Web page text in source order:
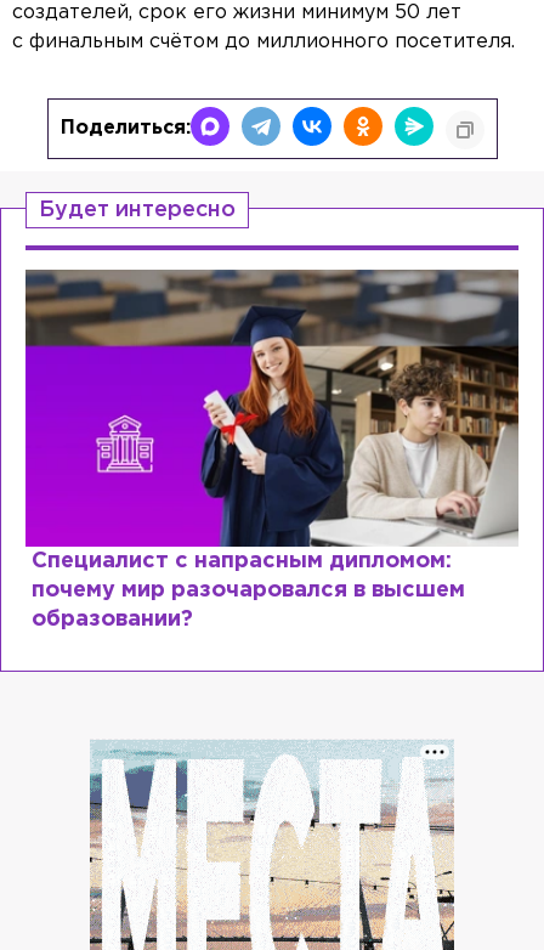
создателей, срок его жизни минимум 50 лет
с финальным счётом до миллионного посетителя.
Поделиться:
Будет интересно
Специалист с напрасным дипломом:
почему мир разочаровался в высшем
образовании?